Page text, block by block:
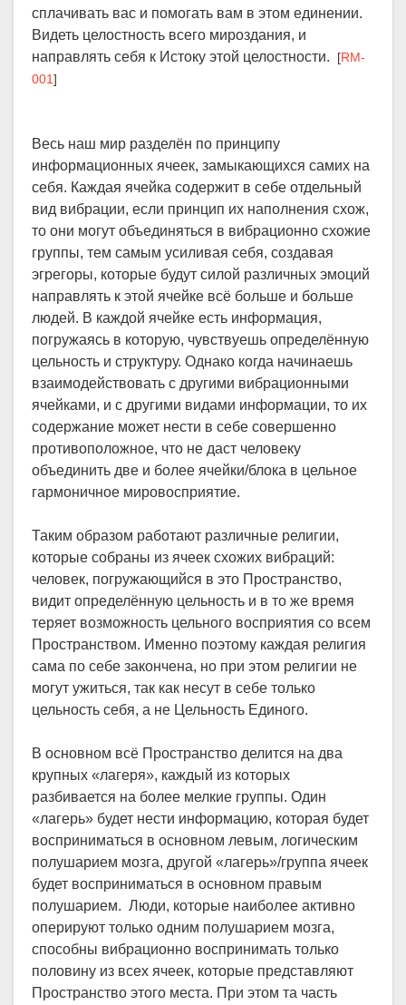
сплачивать вас и помогать вам в этом единении.
Видеть целостность всего мироздания, и
направлять себя к Истоку этой целостности. [RM-
001]
Весь наш мир разделён по принципу
информационных ячеек, замыкающихся самих на
себя. Каждая ячейка содержит в себе отдельный
вид вибрации, если принцип их наполнения схож,
то они могут объединяться в вибрационно схожие
группы, тем самым усиливая себя, создавая
эгрегоры, которые будут силой различных эмоций
направлять к этой ячейке всё больше и больше
людей. В каждой ячейке есть информация,
погружаясь в которую, чувствуешь определённую
цельность и структуру. Однако когда начинаешь
взаимодействовать с другими вибрационными
ячейками, и с другими видами информации, то их
содержание может нести в себе совершенно
противоположное, что не даст человеку
объединить две и более ячейки/блока в цельное
гармоничное мировосприятие.
Таким образом работают различные религии,
которые собраны из ячеек схожих вибраций:
человек, погружающийся в это Пространство,
видит определённую цельность и в то же время
теряет возможность цельного восприятия со всем
Пространством. Именно поэтому каждая религия
сама по себе закончена, но при этом религии не
могут ужиться, так как несут в себе только
цельность себя, а не Цельность Единого.
В основном всё Пространство делится на два
крупных «лагеря», каждый из которых
разбивается на более мелкие группы. Один
«лагерь» будет нести информацию, которая будет
восприниматься в основном левым, логическим
полушарием мозга, другой «лагерь»/группа ячеек
будет восприниматься в основном правым
полушарием. Люди, которые наиболее активно
оперируют только одним полушарием мозга,
способны вибрационно воспринимать только
половину из всех ячеек, которые представляют
Пространство этого места. При этом та часть